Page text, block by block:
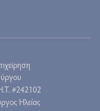
#242102
Ηλείας